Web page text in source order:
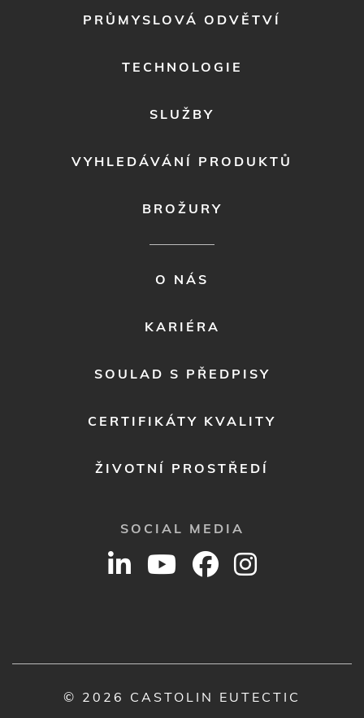
PRŮMYSLOVÁ ODVĚTVÍ
TECHNOLOGIE
SLUŽBY
VYHLEDÁVÁNÍ PRODUKTŮ
BROŽURY
O NÁS
KARIÉRA
SOULAD S PŘEDPISY
CERTIFIKÁTY KVALITY
ŽIVOTNÍ PROSTŘEDÍ
SOCIAL MEDIA
© 2026 CASTOLIN EUTECTIC